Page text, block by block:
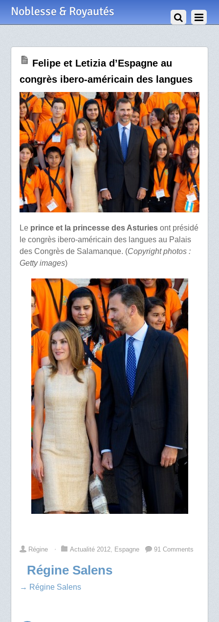
Noblesse & Royautés
Felipe et Letizia d’Espagne au
congrès ibero-américain des langues
Leprince et la princesse des Asturiesont présidé
le congrès ibero-américain des langues au Palais
des Congrès de Salamanque. (Copyright photos :
Getty images)
Régine ⋅ Actualité 2012, Espagne 91 Comments
Régine Salens
→ Régine Salens